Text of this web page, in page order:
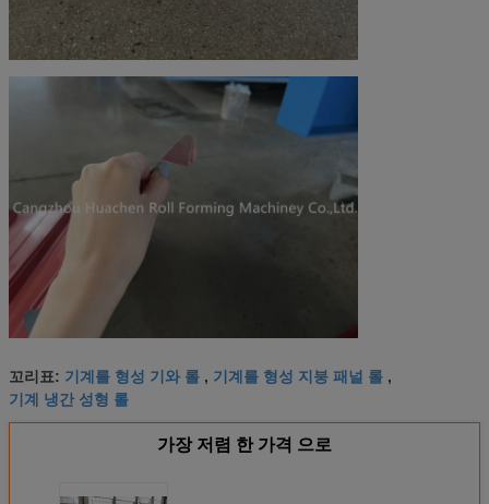
꼬리표: 기계를 형성 기와 롤 , 기계를 형성 지붕 패널 롤 ,
기계 냉간 성형 롤
가장 저렴 한 가격 으로